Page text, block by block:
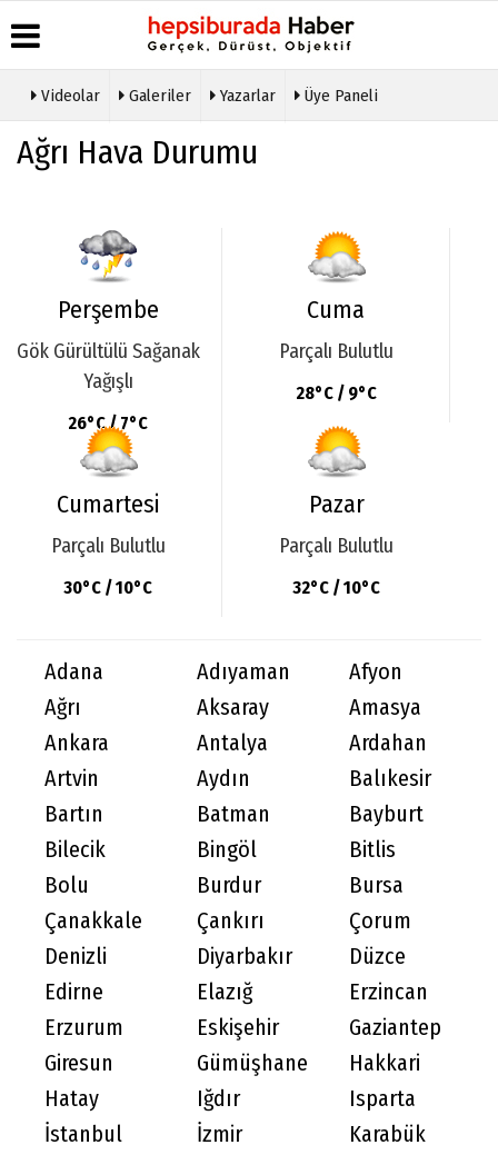
Haber
Arşivi
Günün
Haberleri
Durumu
Galeri
Etkinlikler
Videolar Galeriler Yazarlar Üye Paneli
Ağrı Hava Durumu
Perşembe
Gök Gürültülü Sağanak
Yağışlı
26°C / 7°C
Cuma
Parçalı Bulutlu
28°C / 9°C
Cumartesi
Parçalı Bulutlu
30°C / 10°C
Pazar
Parçalı Bulutlu
32°C / 10°C
Adana Adıyaman
Afyon
Ağrı
Aksaray
Amasya
Ankara
Antalya
Ardahan
Artvin
Aydın
Balıkesir
Bartın
Batman
Bayburt
Bilecik
Bingöl
Bitlis
Bolu
Burdur
Bursa
Çanakkale
Çankırı
Çorum
Denizli
Diyarbakır
Düzce
Edirne
Elazığ
Erzincan
Erzurum
Eskişehir
Gaziantep
Giresun
Gümüşhane
Hakkari
Hatay
Iğdır
Isparta
İstanbul
İzmir
Karabük